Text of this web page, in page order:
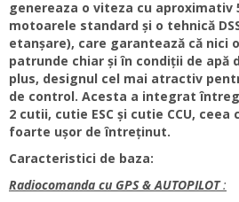
genereaza o viteza cu aproximativ
motoarele standard și o tehnică
etanșare), care garantează că nici
patrunde chiar și în condiții de apă
plus, designul cel mai atractiv
de control. Acesta a integrat
2 cutii, cutie ESC și cutie CCU,
foarte ușor de întreținut.
Caracteristici de baza:
Radiocomanda cu GPS & AUTOPILOT: